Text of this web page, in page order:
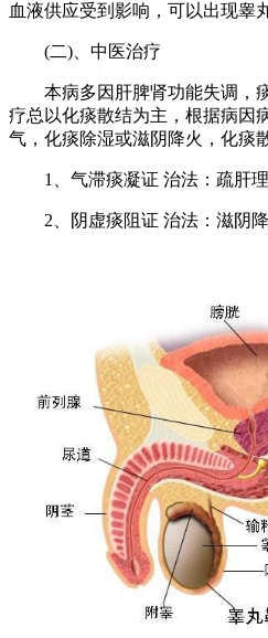
血液供应受到影响，可以出现睾
(二)、中医治疗
本病多因肝脾肾功能失调，
疗总以化痰散结为主，根据病因
气，化痰除湿或滋阴降火，化痰
1、气滞痰凝证 治法：疏肝理
2、阴虚痰阻证 治法：滋阴降